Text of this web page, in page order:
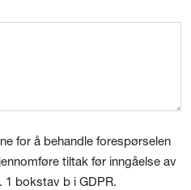
for å behandle forespørselen
tiltak før inngåelse av
1 bokstav b i GDPR.